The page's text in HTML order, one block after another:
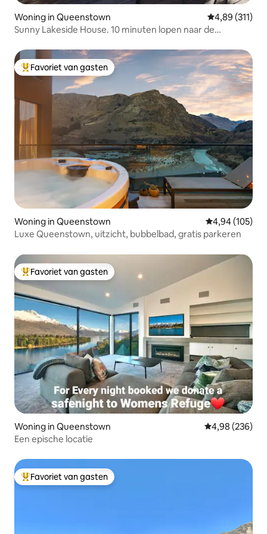
Woning in Queenstown Gemiddelde
4,89 (311)
Sunny Lakeside House. 10 minuten lopen naar de
Topfavoriet van gasten
Favoriet van gasten
Woning in Queenstown Gemiddelde
4,94 (105)
Luxe Queenstown, uitzicht, bubbelbad, gratis parkeren
Topfavoriet van gasten
Favoriet van gasten
Woning in Queenstown Gemiddelde
4,98 (236)
Een epische locatie
Topfavoriet van gasten
Favoriet van gasten